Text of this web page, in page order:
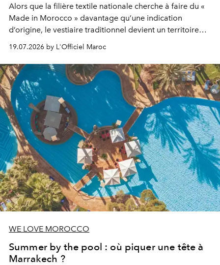
Alors que la filière textile nationale cherche à faire du «
Made in Morocco » davantage qu’une indication
d’origine, le vestiaire traditionnel devient un territoire
d’expérimentation. Avec Néo Beldi, Diamantine en
révise les proportions et les usages pour l’inscrire dans
le quotidien contemporain, sans effacer la culture du
vêtement dont il procède.
19.07.2026 by L'Officiel Maroc
WE LOVE MOROCCO
Summer by the pool : où piquer une tête à
Marrakech ?